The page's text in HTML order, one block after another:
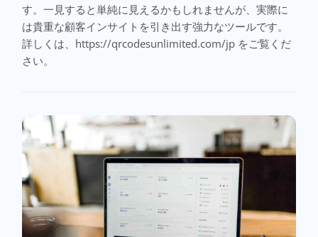
す。一見すると単純に見えるかもしれませんが、実際に
は貴重な顧客インサイトを引き出す強力なツールです。
詳しくは、https://qrcodesunlimited.com/jp をご覧くだ
さい。